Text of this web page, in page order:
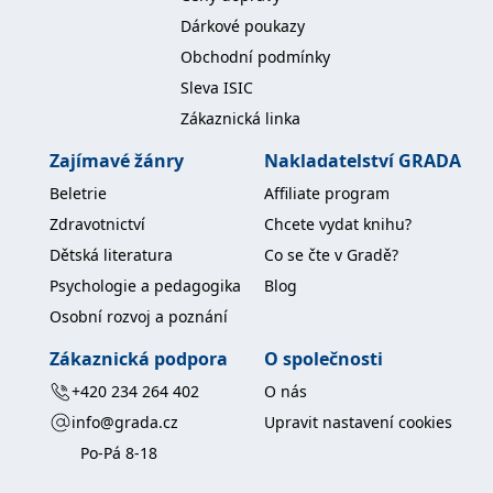
Dárkové poukazy
Obchodní podmínky
Sleva ISIC
Zákaznická linka
Zajímavé žánry
Beletrie
Zdravotnictví
Dětská literatura
Psychologie a pedagogika
Osobní rozvoj a poznání
Nakladatelství GRADA
Affiliate program
Chcete vydat knihu?
Co se čte v Gradě?
Blog
Zákaznická podpora
+420 234 264 402
info@grada.cz
Po-Pá 8-18
O společnosti
O nás
Upravit nastavení cookies